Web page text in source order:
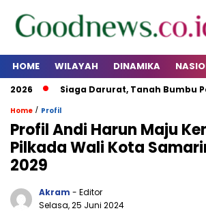
HOME WILAYAH DINAMIKA
Siaga Darurat, Tanah Bumbu
Home / Profil
Profil Andi Harun Maju
Pilkada Wali Kota
2029
Akram - Editor
Selasa, 25 Juni 2024